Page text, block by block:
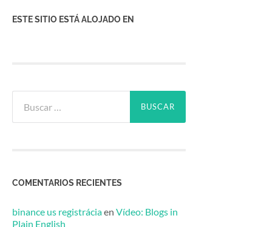
ESTE SITIO ESTÁ ALOJADO EN
COMENTARIOS RECIENTES
binance us registráciaen Vídeo: Blogs in
Plain English